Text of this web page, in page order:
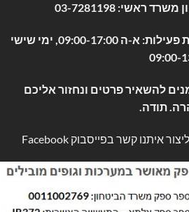
משרד ראשי: 03-7281198
שעות פעילות: א-ה 09:00-17:00, ימי שישי
09:00-
להשאיר פרטים ונחזור אליכם
תודה.
ליצור איתנו קשר בפייסבוק Facebook